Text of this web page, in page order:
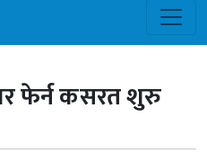
फेर्न कसरत शुरु